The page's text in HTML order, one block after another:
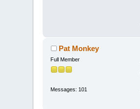
Pat Monkey
Full Member
Messages: 101